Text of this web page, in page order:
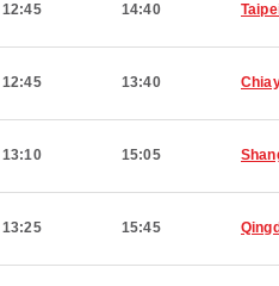
12:45 14:40
12:45 13:40
13:10 15:05
13:25 15:45